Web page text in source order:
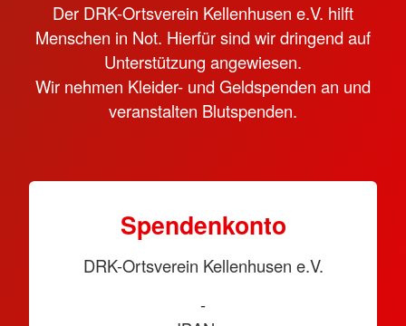
Der DRK-Ortsverein Kellenhusen e.V. hilft
Menschen in Not. Hierfür sind wir dringend auf
Unterstützung angewiesen.
Wir nehmen Kleider- und Geldspenden an und
veranstalten Blutspenden.
Spendenkonto
DRK-Ortsverein Kellenhusen e.V.
-